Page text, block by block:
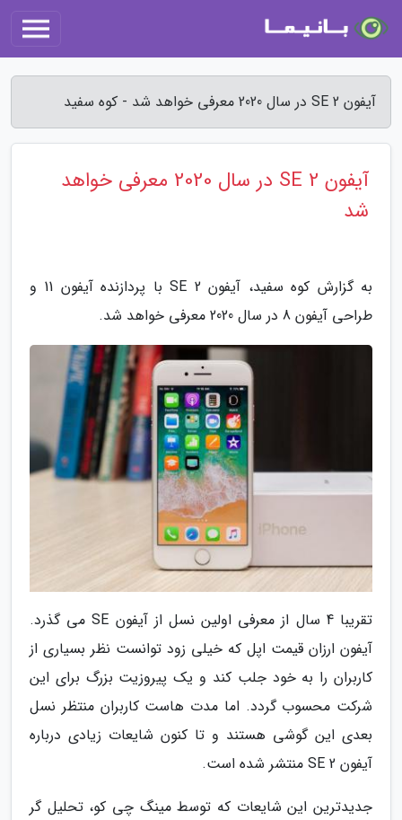
آیفون SE 2 در سال 2020 معرفی خواهد شد - کوه سفید
آیفون SE 2 در سال 2020 معرفی خواهد
شد
به گزارش کوه سفید، آیفون SE 2 با پردازنده آیفون 11 و
طراحی آیفون 8 در سال 2020 معرفی خواهد شد.
تقریبا 4 سال از معرفی اولین نسل از آیفون SE می گذرد.
آیفون ارزان قیمت اپل که خیلی زود توانست نظر بسیاری از
کاربران را به خود جلب کند و یک پیروزیت بزرگ برای این
شرکت محسوب گردد. اما مدت هاست کاربران منتظر نسل
بعدی این گوشی هستند و تا کنون شایعات زیادی درباره
آیفون SE 2 منتشر شده است.
جدیدترین این شایعات که توسط مینگ چی کو، تحلیل گر